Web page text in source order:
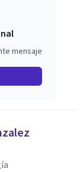
mensaje